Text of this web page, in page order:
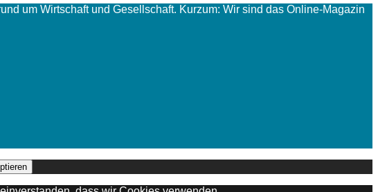
um Wirtschaft und Gesellschaft. Kurzum: Wir sind das Online-Magazin